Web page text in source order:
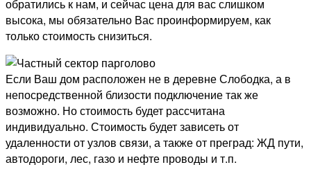
обратились к нам, и сейчас цена для вас слишком
высока, мы обязательно Вас проинформируем, как
только стоимость снизиться.
Если Ваш дом расположен не в деревне Слободка, а в
непосредственной близости подключение так же
возможно. Но стоимость будет рассчитана
индивидуально. Стоимость будет зависеть от
удаленности от узлов связи, а также от преград: ЖД пути,
автодороги, лес, газо и нефте проводы и т.п.